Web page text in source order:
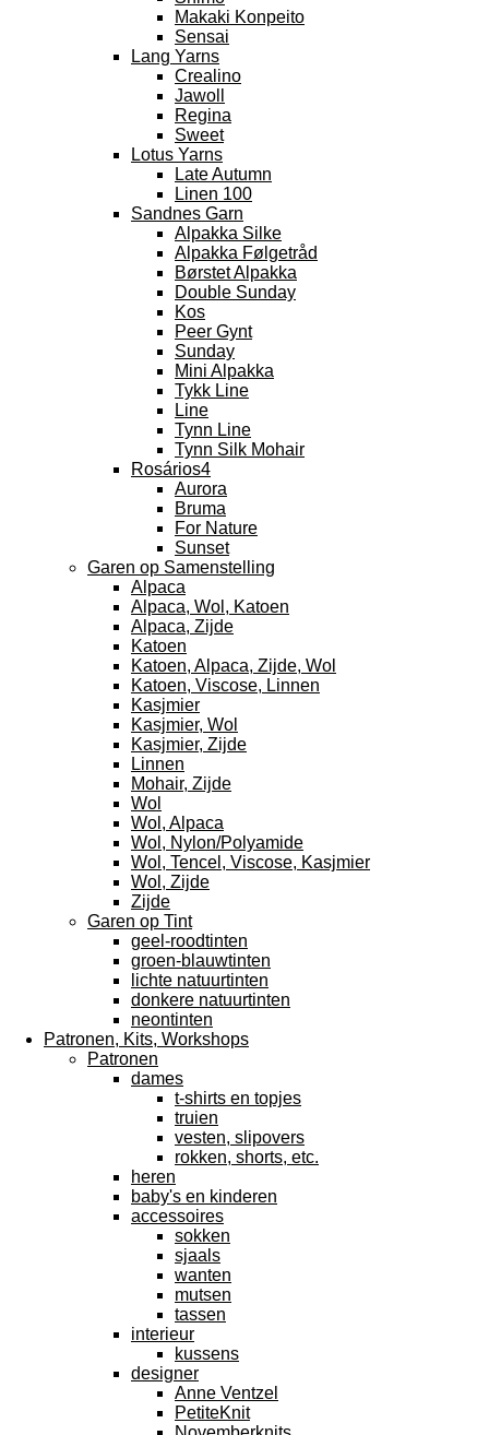
Makaki Konpeito
Sensai
Lang Yarns
Crealino
Jawoll
Regina
Sweet
Lotus Yarns
Late Autumn
Linen 100
Sandnes Garn
Alpakka Silke
Alpakka Følgetråd
Børstet Alpakka
Double Sunday
Kos
Peer Gynt
Sunday
Mini Alpakka
Tykk Line
Line
Tynn Line
Tynn Silk Mohair
Rosários4
Aurora
Bruma
For Nature
Sunset
Garen op Samenstelling
Alpaca
Alpaca, Wol, Katoen
Alpaca, Zijde
Katoen
Katoen, Alpaca, Zijde, Wol
Katoen, Viscose, Linnen
Kasjmier
Kasjmier, Wol
Kasjmier, Zijde
Linnen
Mohair, Zijde
Wol
Wol, Alpaca
Wol, Nylon/Polyamide
Wol, Tencel, Viscose, Kasjmier
Wol, Zijde
Zijde
Garen op Tint
geel-roodtinten
groen-blauwtinten
lichte natuurtinten
donkere natuurtinten
neontinten
Patronen, Kits, Workshops
Patronen
dames
t-shirts en topjes
truien
vesten, slipovers
rokken, shorts, etc.
heren
baby's en kinderen
accessoires
sokken
sjaals
wanten
mutsen
tassen
interieur
kussens
designer
Anne Ventzel
PetiteKnit